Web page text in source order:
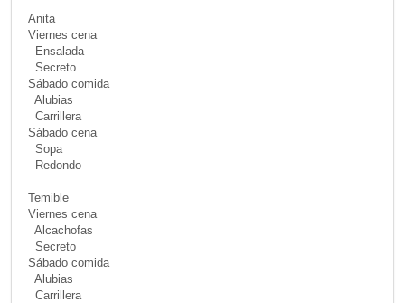
Anita
Viernes cena
Ensalada
Secreto
Sábado comida
Alubias
Carrillera
Sábado cena
Sopa
Redondo
Temible
Viernes cena
Alcachofas
Secreto
Sábado comida
Alubias
Carrillera